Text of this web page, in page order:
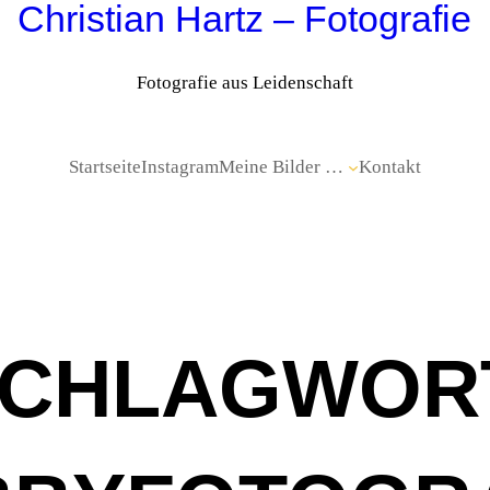
Christian Hartz – Fotografie
Fotografie aus Leidenschaft
StartseiteInstagramMeine Bilder … Kontakt